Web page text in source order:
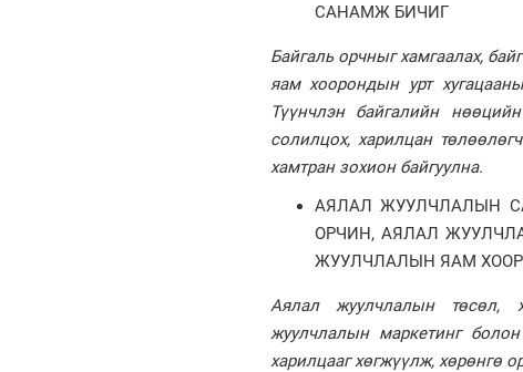
САНАМЖ БИЧИГ
Байгаль орчныг хамгаалах,
яам хоорондын урт
Түүнчлэн байгалийн
солилцох, харилцан
хамтран зохион байгуулна.
АЯЛАЛ ЖУУЛЧЛАЛЫН
ОРЧИН, АЯЛАЛ
ЖУУЛЧЛАЛЫН ЯАМ
Аялал жуулчлалын төсөл,
жуулчлалын маркетинг
харилцааг хөгжүүлж, хөрөнгө